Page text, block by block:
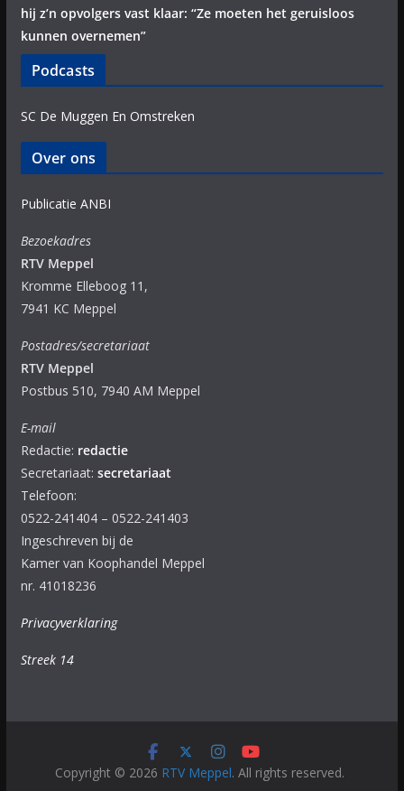
hij z’n opvolgers vast klaar: “Ze moeten het geruisloos
kunnen overnemen”
Podcasts
SC De Muggen En Omstreken
Over ons
Publicatie ANBI
Bezoekadres
RTV Meppel
Kromme Elleboog 11,
7941 KC Meppel
Postadres/secretariaat
RTV Meppel
Postbus 510, 7940 AM Meppel
E-mail
Redactie: redactie
Secretariaat: secretariaat
Telefoon:
0522-241404 – 0522-241403
Ingeschreven bij de
Kamer van Koophandel Meppel
nr. 41018236
Privacyverklaring
Streek 14
Copyright © 2026 RTV Meppel. All rights reserved.